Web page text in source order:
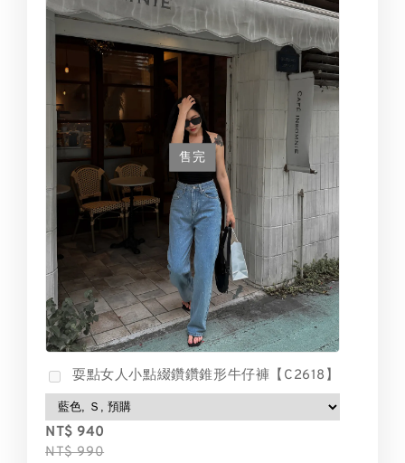
售完
耍點女人小點綴鑽鑽錐形牛仔褲【C2618】
NT$ 940
NT$ 990